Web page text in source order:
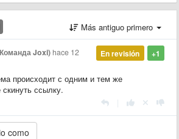
Más antiguo primero
+1
En revisión
Joxi) hace 12
происходит с одним и тем же
ссылку.